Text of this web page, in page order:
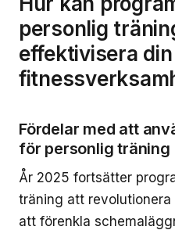
personlig
effektivisera din
Fördelar med att
för personlig
År 2025 fortsätter
träning att
att förenkla